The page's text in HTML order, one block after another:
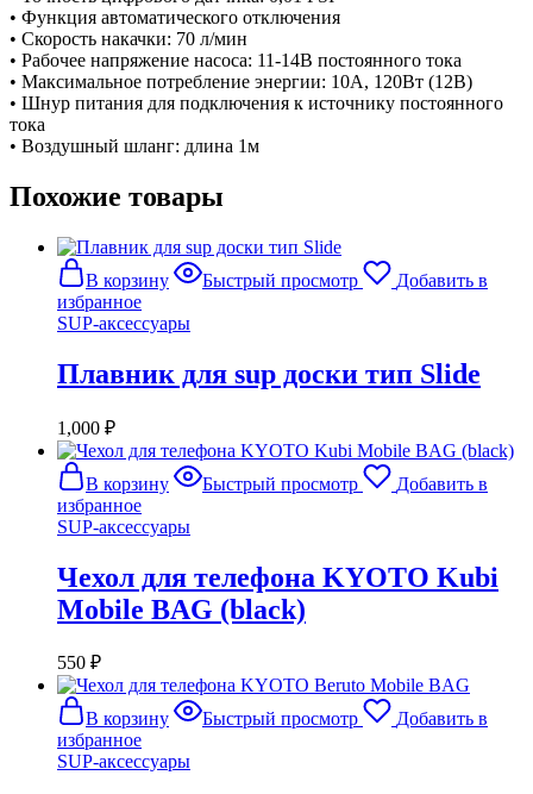
• Функция автоматического отключения
• Скорость накачки: 70 л/мин
• Рабочее напряжение насоса: 11-14В постоянного тока
• Максимальное потребление энергии: 10A, 120Вт (12В)
• Шнур питания для подключения к источнику постоянного
тока
• Воздушный шланг: длина 1м
Похожие товары
В корзину Быстрый просмотр
Добавить в
избранное
SUP-аксессуары
Плавник для sup доски тип Slide
1,000 ₽
В корзину Быстрый просмотр
Добавить в
избранное
SUP-аксессуары
Чехол для телефона KYOTO Kubi
Mobile BAG (black)
550 ₽
В корзину Быстрый просмотр
Добавить в
избранное
SUP-аксессуары